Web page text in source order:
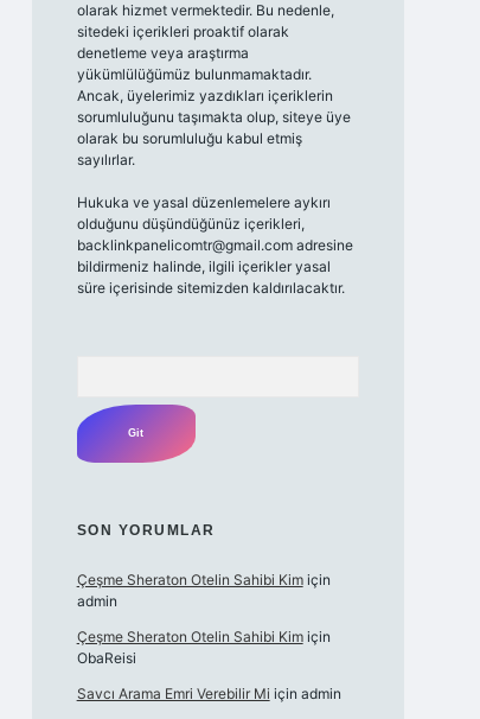
olarak hizmet vermektedir. Bu nedenle,
sitedeki içerikleri proaktif olarak
denetleme veya araştırma
yükümlülüğümüz bulunmamaktadır.
Ancak, üyelerimiz yazdıkları içeriklerin
sorumluluğunu taşımakta olup, siteye üye
olarak bu sorumluluğu kabul etmiş
sayılırlar.
Hukuka ve yasal düzenlemelere aykırı
olduğunu düşündüğünüz içerikleri,
backlinkpanelicomtr@gmail.comadresine
bildirmeniz halinde, ilgili içerikler yasal
süre içerisinde sitemizden kaldırılacaktır.
SON YORUMLAR
Çeşme Sheraton Otelin Sahibi Kimiçin
admin
Çeşme Sheraton Otelin Sahibi Kimiçin
ObaReisi
Savcı Arama Emri Verebilir Mi için admin